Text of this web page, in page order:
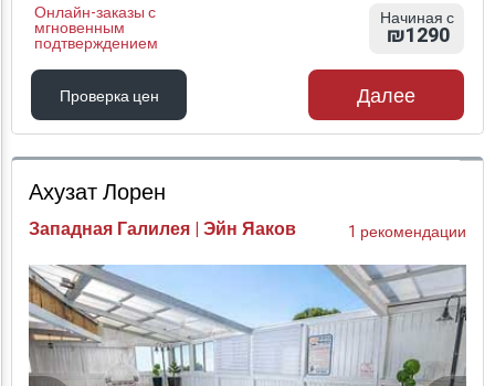
Онлайн-заказы с
мгновенным
подтверждением
Начиная с
₪1290
Проверка цен
Проверка цен
Далее
Ахузат Лорен
Западная Галилея | Эйн Яаков 1 рекомендации